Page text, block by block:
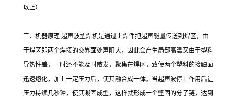
以上）
三、机器原理 超声波塑焊机是通过上焊件把超声能量传送到焊区，由
于焊区即两个焊接的交界面处声阻大，因此会产生局部高温又由于塑料
导热性差，一时还不能及时散发，聚集在焊区，致使两个塑料的接触面
迅速熔化，加上一定压力后，使其融合成一体。当超声波停止作用后让
压力持续几秒钟，使其凝固成型，这样就形成一个坚固的分子链，达到